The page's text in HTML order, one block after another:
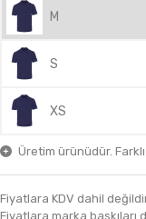
M
S
XS
Üretim ürünüdür.
Fiyatlara KDV dahil
Fiyatlara marka baskıları